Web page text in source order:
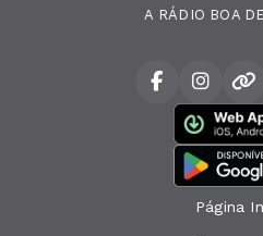
A RÁDIO BOA
Página